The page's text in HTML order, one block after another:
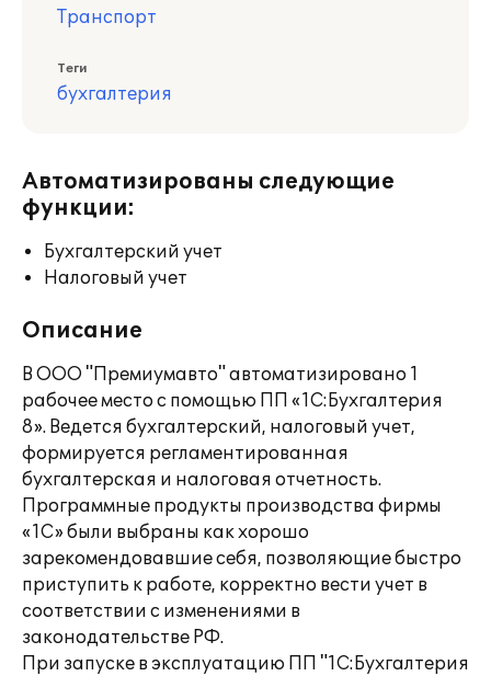
Транспорт
Теги
бухгалтерия
Автоматизированы следующие
функции:
Бухгалтерский учет
Налоговый учет
Описание
В ООО "Премиумавто" автоматизировано 1
рабочее место с помощью ПП «1С:Бухгалтерия
8». Ведется бухгалтерский, налоговый учет,
формируется регламентированная
бухгалтерская и налоговая отчетность.
Программные продукты производства фирмы
«1С» были выбраны как хорошо
зарекомендовавшие себя, позволяющие быстро
приступить к работе, корректно вести учет в
соответствии с изменениями в
законодательстве РФ.
При запуске в эксплуатацию ПП "1С:Бухгалтерия